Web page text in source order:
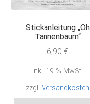
Stickanleitung „Oh
Tannenbaum“
6,90 €
inkl. 19 % MwSt.
zzgl.Versandkosten